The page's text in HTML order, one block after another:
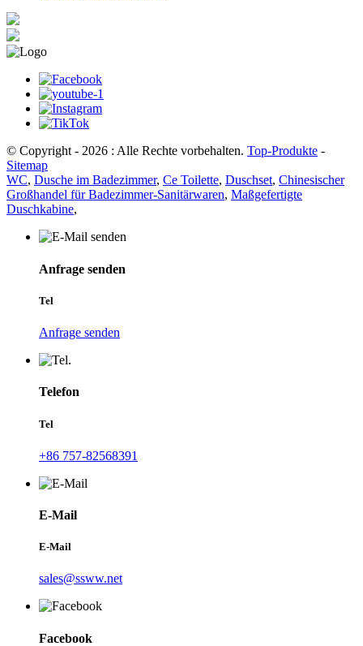
© Copyright - 2026 : Alle Rechte vorbehalten. Top-Produkte -
Sitemap
WC, Dusche im Badezimmer, Ce Toilette, Duschset, Chinesischer
Großhandel für Badezimmer-Sanitärwaren, Maßgefertigte
Duschkabine,
Anfrage senden
Tel
Anfrage senden
Telefon
Tel
+86 757-82568391
E-Mail
E-Mail
sales@ssww.net
Facebook